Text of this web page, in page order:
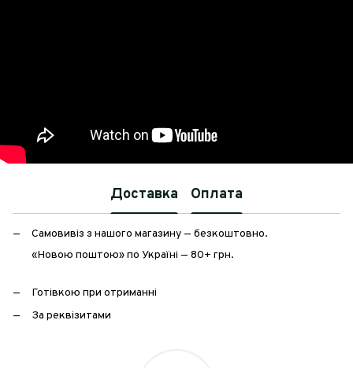
Доставка Оплата
Самовивіз з нашого магазину — безкоштовно.
«Новою поштою» по Україні — 80+ грн.
Готівкою при отриманні
За реквізитами